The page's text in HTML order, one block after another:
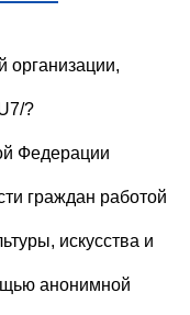
организации,
?
Федерации
граждан работой
искусства и
анонимной